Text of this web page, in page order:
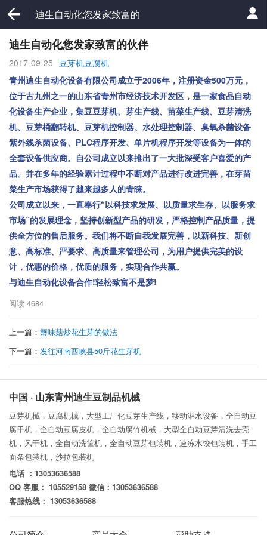
迪生自动化您发家致富的
伙伴
迪生自动化您发家致富的伙伴
2017-09-25 豆芽机豆腐机
青州迪生自动化设备有限公司成立于2006年，注册资金500万元，
位于古九州之一的山东省青州市经济技术开发区，是一家食品自动
化设备生产企业，集豆豆芽机、芽生产线、苗菜生产线、豆芽清洗
机、豆芽桶翻转机、豆芽机控制器、水处理控制器、臭氧杀菌设备
紫外线杀菌设备、 PLC程序开发、单片机程序开发等设备为一体的
全套设备供应商。自公司成立以来推出了一大批深受客户喜爱的产
品。并在多年的经验累计过程中不断对产品进行改进完善，在芽苗
菜生产市场获得了越来越多人的青睐。
公司成立以来，一直奉行“以科技求发展、以质量求生存、以服务求
市场”的发展理念，坚持创新型产品的研发，严格控制产品质量，提
供全方位的售后服务。我们将不断自我发展完善，以新科技、新创
意、高标准、严要求、高质量来管理公司，为用户提供完美的设
计，优惠的价格，优质的服务，实现合作共赢。
与迪生自动化设备合作!轻松致富不是梦!
阅读 4684
上一篇： 蟹味菇炒花生芽的做法
下一篇： 发往河南西峡县50斤花生芽机
中国 · 山东青州迪生豆制品机械
豆芽机械，豆腐机械，大型工厂化豆芽生产线，移动淋水设备，全自动豆
腐干机，全自动豆腐皮机，全自动腐竹机械，大型全自动豆芽清洗去壳
机，风干机，全自动洗筐机，全自动豆芽包装机，速冻水饺包装机，手工
面条包装机，沙拉包装机
电话 ：13053636588
QQ 客服： 105529158 微信：13053636588
客服热线： 13053636588